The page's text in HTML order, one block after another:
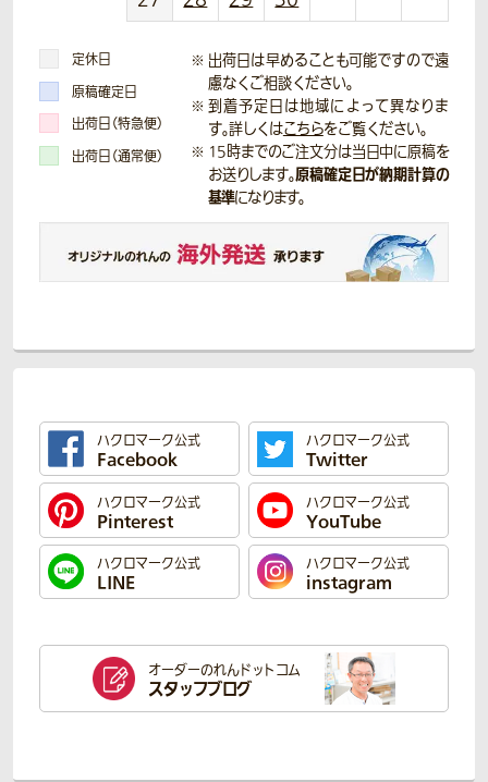
定休日
原稿確定日
出荷日（特急便）
出荷日（通常便）
出荷日は早めることも可能ですので遠
慮なくご相談ください。
到着予定日は地域によって異なりま
す。詳しくはこちらをご覧ください。
15時までのご注文分は当日中に原稿を
お送りします。原稿確定日が納期計算の
基準になります。
ハクロマーク公式
Facebook
ハクロマーク公式
Twitter
ハクロマーク公式
Pinterest
ハクロマーク公式
YouTube
ハクロマーク公式
LINE
ハクロマーク公式
instagram
オーダーのれんドットコム
スタッフブログ